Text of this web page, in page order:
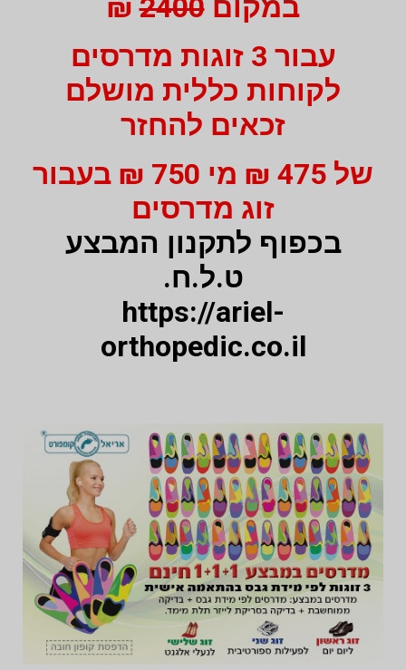
במקום2400
₪
עבור 3 זוגות מדרסים
לקוחות כללית מושלם
זכאים להחזר
של 475 ₪ מי 750 ₪ בעבור
זוג מדרסים
בכפוף לתקנון המבצע
ט.ל.ח.
https://ariel-
orthopedic.co.il